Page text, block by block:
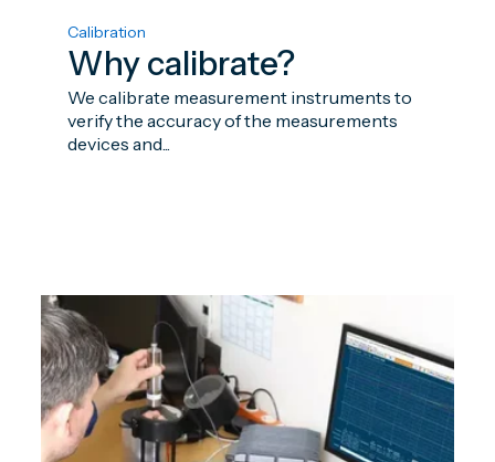
Calibration
Why calibrate?
We calibrate measurement instruments to
verify the accuracy of the measurements
devices and...